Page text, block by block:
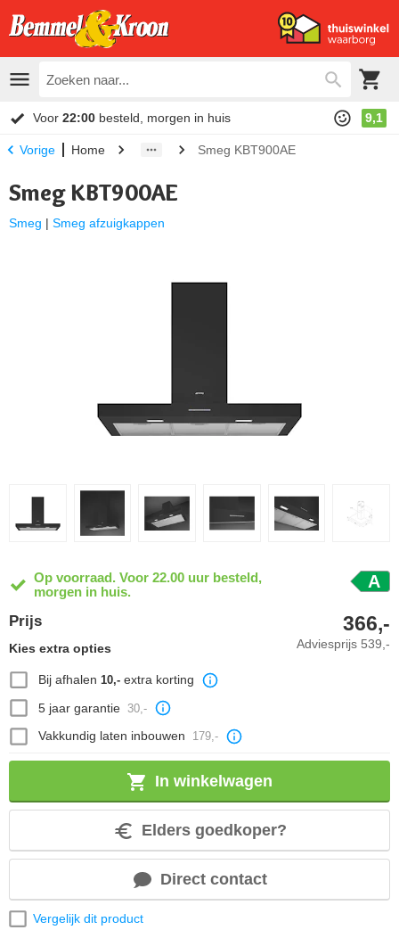
Voor 22:00 besteld, morgen in huis 9,1
Vorige Home Smeg KBT900AE
Smeg KBT900AE
Smeg | Smeg afzuigkappen
Op voorraad. Voor 22.00 uur besteld,
morgen in huis.
A
Prijs
Adviesprijs 539,-
366,-
Kies extra opties
Bij afhalen 10,-extra korting
5 jaar garantie
30,-
Vakkundig laten inbouwen 179,-
In winkelwagen
Elders goedkoper?
Direct contact
Vergelijk dit product